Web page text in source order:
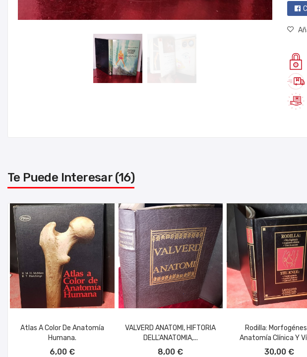
Te Puede Interesar (16)
Atlas A Color De Anatomía
Humana.
6,00 €
VALVERD ANATOMI, HIFTORIA
DELL'ANATOMIA,...
8,00 €
Rodilla:
Anatomía Clínica Y
30,00 €